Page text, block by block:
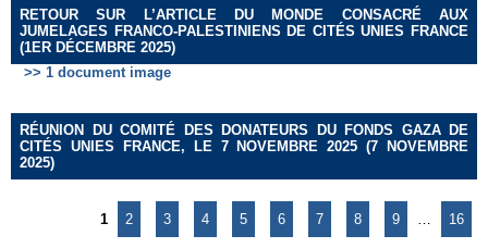
RETOUR SUR L’ARTICLE DU MONDE CONSACRÉ AUX
JUMELAGES FRANCO-PALESTINIENS DE CITÉS UNIES FRANCE
(1ER DÉCEMBRE 2025)
>> 1 document image
RÉUNION DU COMITÉ DES DONATEURS DU FONDS GAZA DE
CITÉS UNIES FRANCE, LE 7 NOVEMBRE 2025 (7 NOVEMBRE
2025)
1 2 3 4 5 6 7 8 9 … 16